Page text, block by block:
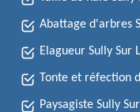
Abattage d'arbres
Elagueur Sully Sur
Tonte et réfection
Paysagiste Sully